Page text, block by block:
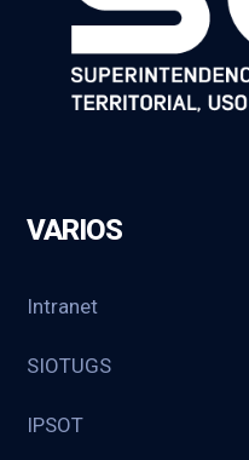
VARIOS
Intranet
SIOTUGS
IPSOT